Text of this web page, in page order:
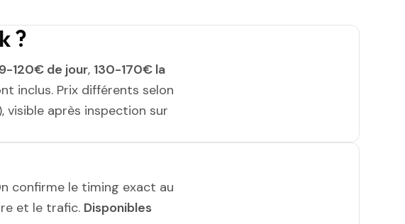
?
120€ de jour, 130-170€ la
inclus. Prix différents selon
visible après inspection sur
confirme le timing exact au
et le trafic. Disponibles